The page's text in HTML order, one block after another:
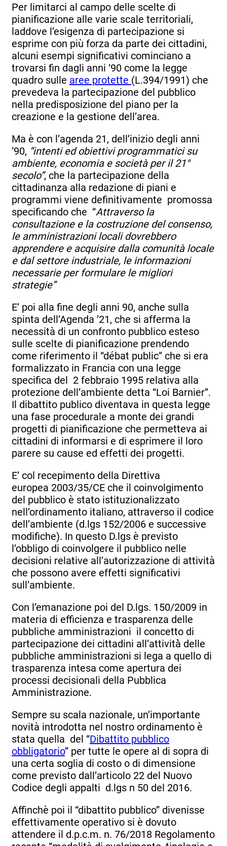
Per limitarci al campo delle scelte di
pianificazione alle varie scale territoriali,
laddove l’esigenza di partecipazione si
esprime con più forza da parte dei cittadini,
alcuni esempi significativi cominciano a
trovarsi fin dagli anni ‘90 come la legge
quadro sulle aree protette (L.394/1991) che
prevedeva la partecipazione del pubblico
nella predisposizione del piano per la
creazione e la gestione dell’area.
Ma è con l’agenda 21, dell’inizio degli anni
’90, “intenti ed obiettivi programmatici su
ambiente, economia e società per il 21°
secolo”, che la partecipazione della
cittadinanza alla redazione di piani e
programmi viene definitivamente promossa
specificando che “Attraverso la
consultazione e la costruzione del consenso,
le amministrazioni locali dovrebbero
apprendere e acquisire dalla comunità locale
e dal settore industriale, le informazioni
necessarie per formulare le migliori
strategie”
E’ poi alla fine degli anni 90, anche sulla
spinta dell’Agenda ’21, che si afferma la
necessità di un confronto pubblico esteso
sulle scelte di pianificazione prendendo
come riferimento il “débat public” che si era
formalizzato in Francia con una legge
specifica del 2 febbraio 1995 relativa alla
protezione dell’ambiente detta “Loi Barnier”.
Il dibattito publico diventava in questa legge
una fase procedurale a monte dei grandi
progetti di pianificazione che permetteva ai
cittadini di informarsi e di esprimere il loro
parere su cause ed effetti dei progetti.
E’ col recepimento della Direttiva
europea 2003/35/CE che il coinvolgimento
del pubblico è stato istituzionalizzato
nell’ordinamento italiano, attraverso il codice
dell’ambiente (d.lgs 152/2006 e successive
modifiche). In questo D.lgs è previsto
l’obbligo di coinvolgere il pubblico nelle
decisioni relative all’autorizzazione di attività
che possono avere effetti significativi
sull’ambiente.
Con l’emanazione poi del D.lgs. 150/2009 in
materia di efficienza e trasparenza delle
pubbliche amministrazioni il concetto di
partecipazione dei cittadini all’attività̀ delle
pubbliche amministrazioni si lega a quello di
trasparenza intesa come apertura dei
processi decisionali della Pubblica
Amministrazione.
Sempre su scala nazionale, un’importante
novità introdotta nel nostro ordinamento è
stata quella del “Dibattito pubblico
obbligatorio” per tutte le opere al di sopra di
una certa soglia di costo o di dimensione
come previsto dall’articolo 22 del Nuovo
Codice degli appalti d.lgs n 50 del 2016.
Affinchè poi il “dibattito pubblico” divenisse
effettivamente operativo si è dovuto
attendere il d.p.c.m. n. 76/2018 Regolamento